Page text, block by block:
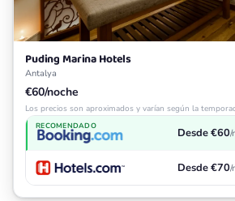
Puding Marina Hotels
Antalya
€60/noche
Los precios son aproximados y varían según la
RECOMENDADO Desde €60/
Desde €70/